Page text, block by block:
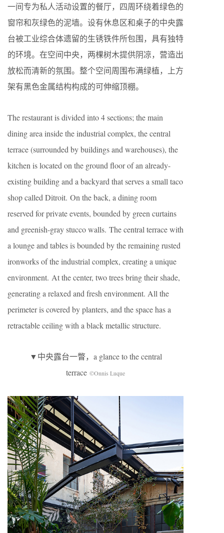
一间专为私人活动设置的餐厅，四周环绕着绿色的
窗帘和灰绿色的泥墙。设有休息区和桌子的中央露
台被工业综合体遗留的生锈铁件所包围，具有独特
的环境。在空间中央，两棵树木提供阴凉，营造出
放松而清新的氛围。整个空间周围布满绿植，上方
架有黑色金属结构构成的可伸缩顶棚。
The restaurant is divided into 4 sections; the main
dining area inside the industrial complex, the central
terrace (surrounded by buildings and warehouses), the
kitchen is located on the ground floor of an already-
existing building and a backyard that serves a small taco
shop called Ditroit. On the back, a dining room
reserved for private events, bounded by green curtains
and greenish-gray stucco walls. The central terrace with
a lounge and tables is bounded by the remaining rusted
ironworks of the industrial complex, creating a unique
environment. At the center, two trees bring their shade,
generating a relaxed and fresh environment. All the
perimeter is covered by planters, and the space has a
retractable ceiling with a black metallic structure.
▼中央露台一瞥，a glance to the central
terrace ©Onnis Luque